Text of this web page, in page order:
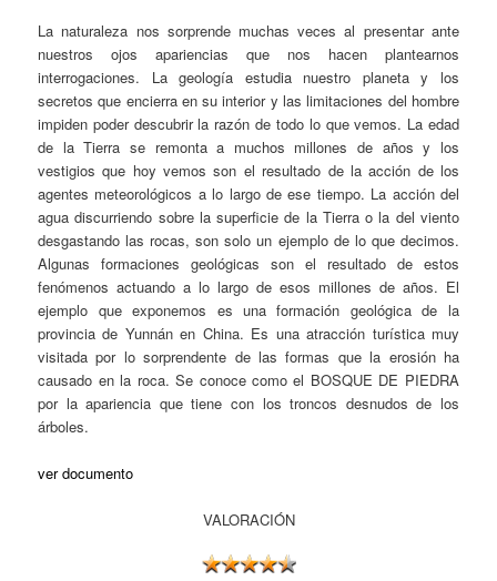
La naturaleza nos sorprende muchas veces al presentar ante
nuestros ojos apariencias que nos hacen plantearnos
interrogaciones. La geología estudia nuestro planeta y los
secretos que encierra en su interior y las limitaciones del hombre
impiden poder descubrir la razón de todo lo que vemos. La edad
de la Tierra se remonta a muchos millones de años y los
vestigios que hoy vemos son el resultado de la acción de los
agentes meteorológicos a lo largo de ese tiempo. La acción del
agua discurriendo sobre la superficie de la Tierra o la del viento
desgastando las rocas, son solo un ejemplo de lo que decimos.
Algunas formaciones geológicas son el resultado de estos
fenómenos actuando a lo largo de esos millones de años. El
ejemplo que exponemos es una formación geológica de la
provincia de Yunnán en China. Es una atracción turística muy
visitada por lo sorprendente de las formas que la erosión ha
causado en la roca. Se conoce como el BOSQUE DE PIEDRA
por la apariencia que tiene con los troncos desnudos de los
árboles.
ver documento
VALORACIÓN